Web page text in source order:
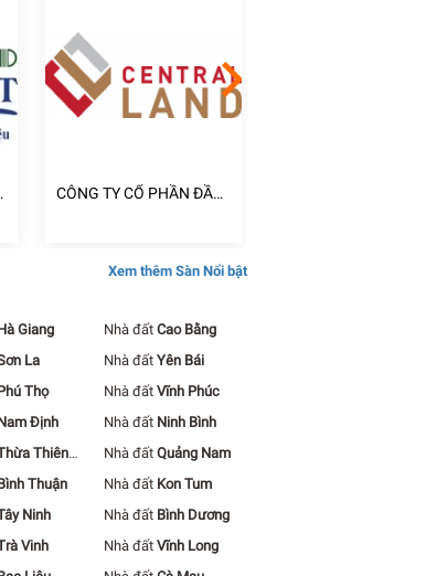
CÔNG TY CỔ PHẦN ĐẦU
Xem thêm Sàn Nổi bật
Giang Nhà đất Cao Bằng
La Nhà đất Yên Bái
Thọ Nhà đất Vĩnh Phúc
Định Nhà đất Ninh Bình
Thiên
Nhà đất Quảng Nam
Thuận Nhà đất Kon Tum
Ninh Nhà đất Bình Dương
Vinh Nhà đất Vĩnh Long